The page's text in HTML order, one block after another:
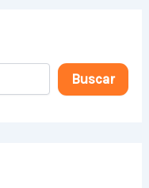
Buscar